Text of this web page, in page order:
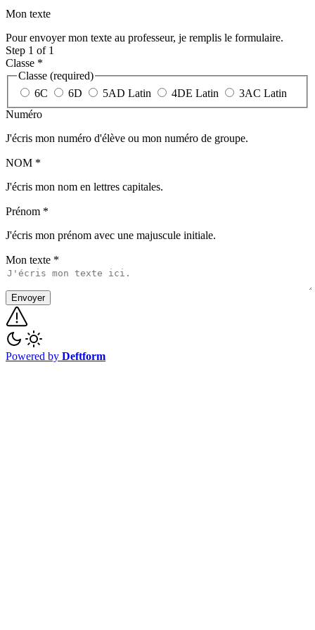
Mon texte
Pour envoyer mon texte au professeur, je remplis le formulaire.
Step 1 of 1
Classe *
Classe (required)
6C
6D 5AD Latin 4DE Latin
3AC Latin
Numéro
J'écris mon numéro d'élève ou mon numéro de groupe.
NOM *
J'écris mon nom en lettres capitales.
Prénom *
J'écris mon prénom avec une majuscule initiale.
Mon texte *
Envoyer
Powered by Deftform